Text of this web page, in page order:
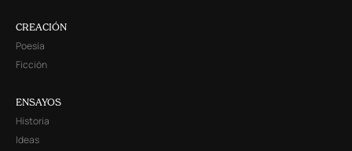
CREACIÓN
Poesía
Ficción
ENSAYOS
Historia
Ideas